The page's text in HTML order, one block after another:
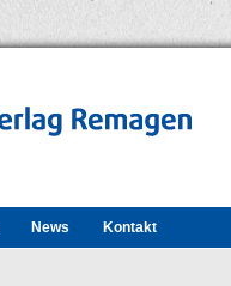
News Kontakt